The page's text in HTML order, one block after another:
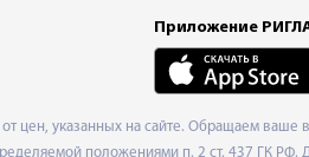
Приложение
от цен, указанных на сайте. Обращаем ваше
положениями п. 2 ст. 437 ГК